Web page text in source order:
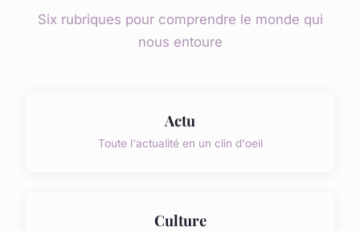
Six rubriques pour comprendre le monde qui
nous entoure
Actu
Toute l'actualité en un clin d'oeil
Culture